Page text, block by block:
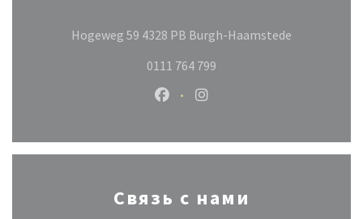
Hogeweg 59 4328 PB Burgh-Haamstede
0111 764 799
Facebook ((открывается в
Instagram ((открывается
Связь с нами